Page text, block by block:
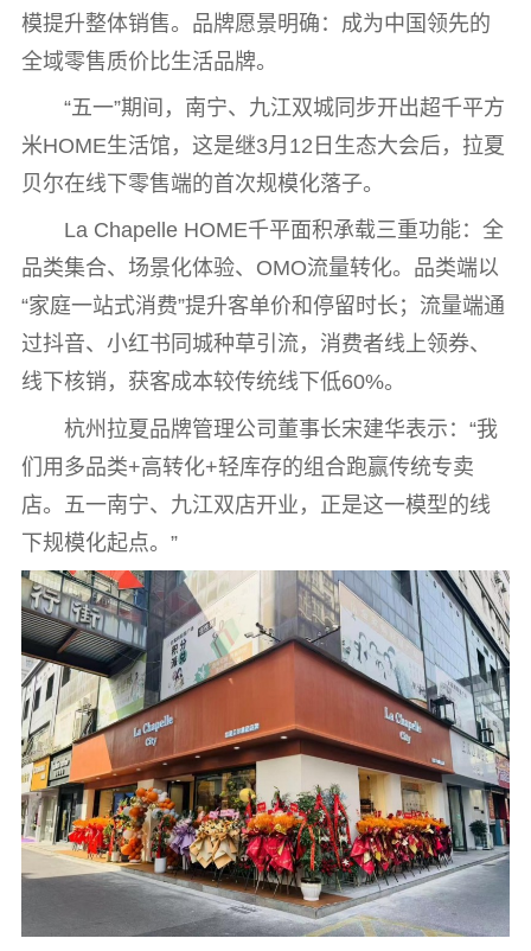
模提升整体销售。品牌愿景明确：成为中国领先的
全域零售质价比生活品牌。
“五一”期间，南宁、九江双城同步开出超千平方
米HOME生活馆，这是继3月12日生态大会后，拉夏
贝尔在线下零售端的首次规模化落子。
La Chapelle HOME千平面积承载三重功能：全
品类集合、场景化体验、OMO流量转化。品类端以
“家庭一站式消费”提升客单价和停留时长；流量端通
过抖音、小红书同城种草引流，消费者线上领券、
线下核销，获客成本较传统线下低60%。
杭州拉夏品牌管理公司董事长宋建华表示：“我
们用多品类+高转化+轻库存的组合跑赢传统专卖
店。五一南宁、九江双店开业，正是这一模型的线
下规模化起点。”